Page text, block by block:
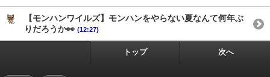
【モンハンワイルズ】モンハンをやらない夏なんて何年ぶ
りだろうか👀 (12:27)
トップ 次へ